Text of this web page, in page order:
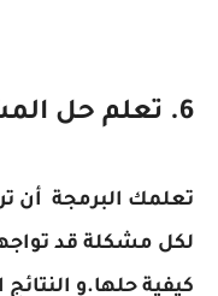
6. تعلم حل المشاكل
تعلمك البرمجة أن
لكل مشكلة قد
كيفية حلها.و